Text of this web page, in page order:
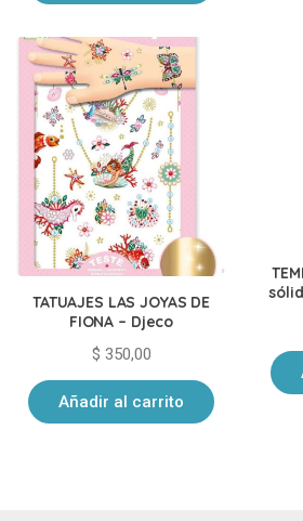
TATUAJES LAS JOYAS DE
FIONA – Djeco
$ 350,00
Añadir al carrito